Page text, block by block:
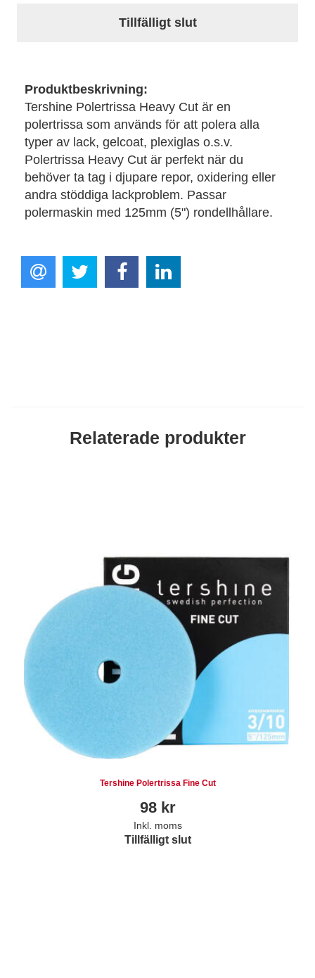
Tillfälligt slut
Produktbeskrivning:
Tershine Polertrissa Heavy Cut är en
polertrissa som används för att polera alla
typer av lack, gelcoat, plexiglas o.s.v.
Polertrissa Heavy Cut är perfekt när du
behöver ta tag i djupare repor, oxidering eller
andra stöddiga lackproblem. Passar
polermaskin med 125mm (5") rondellhållare.
Relaterade produkter
Tershine Polertrissa Fine Cut
98kr
Inkl. moms
Tillfälligt slut